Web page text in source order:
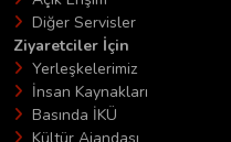
Diğer Servisler
Ziyaretciler İçin
Yerleşkelerimiz
İnsan Kaynakları
Basında İKÜ